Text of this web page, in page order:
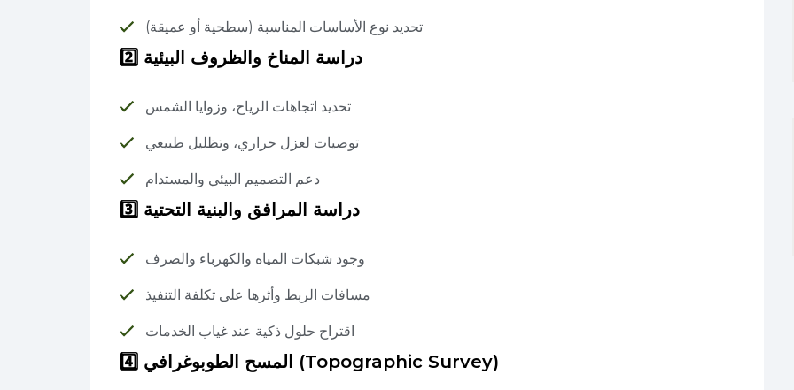
تحديد نوع الأساسات المناسبة (سطحية أو عميقة)
2️⃣ دراسة المناخ والظروف البيئية
تحديد اتجاهات الرياح، وزوايا الشمس
توصيات لعزل حراري، وتظليل طبيعي
دعم التصميم البيئي والمستدام
3️⃣ دراسة المرافق والبنية التحتية
وجود شبكات المياه والكهرباء والصرف
مسافات الربط وأثرها على تكلفة التنفيذ
اقتراح حلول ذكية عند غياب الخدمات
4️⃣ المسح الطوبوغرافي (Topographic Survey)